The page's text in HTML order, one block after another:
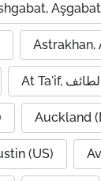
Astrakhan,
Auckland
(US)